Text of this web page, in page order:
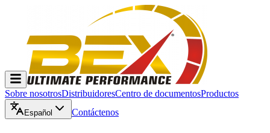
Sobre nosotrosDistribuidoresCentro de documentosProductos
Español Contáctenos